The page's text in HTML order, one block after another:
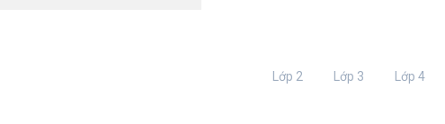
Lớp 2 Lớp 3 Lớp 4